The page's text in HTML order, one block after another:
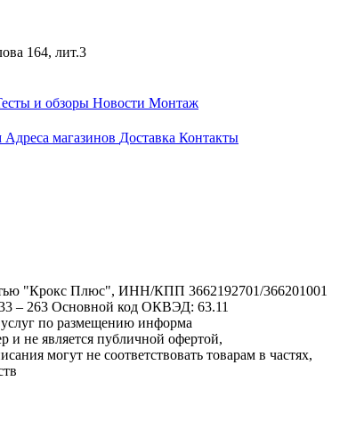
164, лит.3
и обзоры Новости Монтаж
Адреса магазинов Доставка Контакты
"Крокс Плюс", ИНН/КПП 3662192701/366201001
– 263 Основной код ОКВЭД: 63.11
услуг по размещению информа
и не является публичной офертой,
могут не соответствовать товарам в частях,